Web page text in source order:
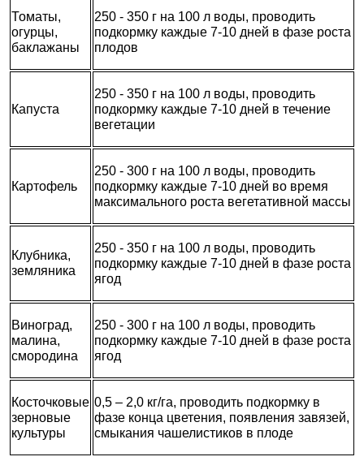
Томаты,
огурцы,
баклажаны
250 - 350 г на 100 л воды, проводить
подкормку каждые 7-10 дней в фазе роста
плодов
Капуста
250 - 350 г на 100 л воды, проводить
подкормку каждые 7-10 дней в течение
вегетации
Картофель
250 - 300 г на 100 л воды, проводить
подкормку каждые 7-10 дней во время
максимального роста вегетативной массы
Клубника,
земляника
250 - 350 г на 100 л воды, проводить
подкормку каждые 7-10 дней в фазе роста
ягод
Виноград,
малина,
смородина
250 - 300 г на 100 л воды, проводить
подкормку каждые 7-10 дней в фазе роста
ягод
Косточковые
зерновые
культуры
0,5 – 2,0 кг/га, проводить подкормку в
фазе конца цветения, появления завязей,
смыкания чашелистиков в плоде